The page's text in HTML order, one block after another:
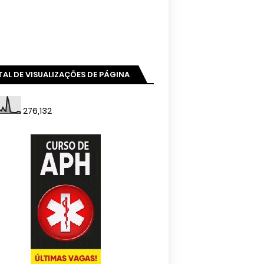
DE VISUALIZAÇÕES DE PÁGINA
276,132